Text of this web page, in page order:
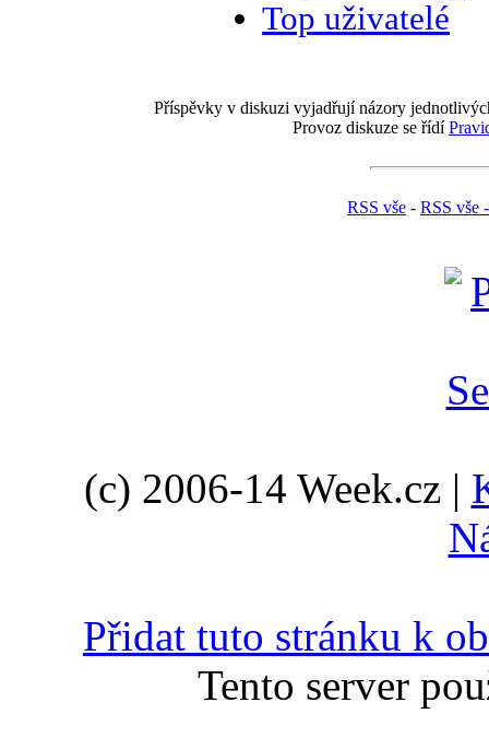
Top uživatelé
Příspěvky v diskuzi vyjadřují názory
Provoz diskuze se řídí
RSS vše - RSS vše
(c) 2006-14 Week.cz |
Přidat tuto stránku k
Tento server